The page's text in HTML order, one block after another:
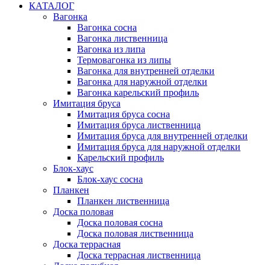
КАТАЛОГ
Вагонка
Вагонка сосна
Вагонка лиственница
Вагонка из липа
Термовагонка из липы
Вагонка для внутренней отделки
Вагонка для наружной отделки
Вагонка карельский профиль
Имитация бруса
Имитация бруса сосна
Имитация бруса лиственница
Имитация бруса для внутренней отделки
Имитация бруса для наружной отделки
Карельский профиль
Блок-хаус
Блок-хаус сосна
Планкен
Планкен лиственница
Доска половая
Доска половая сосна
Доска половая лиственница
Доска террасная
Доска террасная лиственница